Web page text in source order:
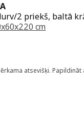
2 priekš, baltā
cm
atsevišķi.